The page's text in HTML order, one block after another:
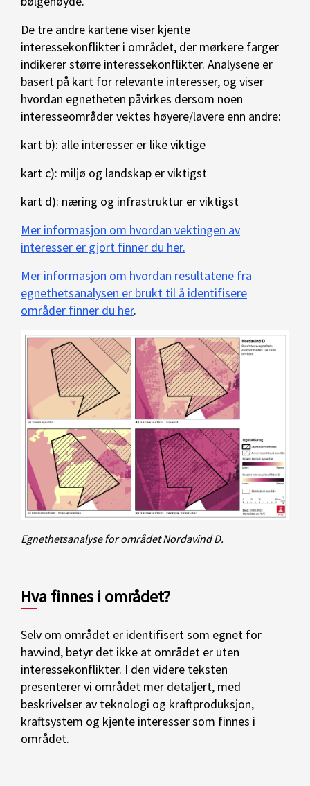
De tre andre kartene viser kjente
interessekonflikter i området, der mørkere farger
indikerer større interessekonflikter. Analysene er
basert på kart for relevante interesser, og viser
hvordan egnetheten påvirkes dersom noen
interesseområder vektes høyere/lavere enn andre:
kart b): alle interesser er like viktige
kart c): miljø og landskap er viktigst
kart d): næring og infrastruktur er viktigst
Mer informasjon om hvordan vektingen av
interesser er gjort finner du her.
Mer informasjon om hvordan resultatene fra
egnethetsanalysen er brukt til å identifisere
områder finner du her.
Egnethetsanalyse for området Nordavind D.
Hva finnes i området?
Selv om området er identifisert som egnet for
havvind, betyr det ikke at området er uten
interessekonflikter. I den videre teksten
presenterer vi området mer detaljert, med
beskrivelser av teknologi og kraftproduksjon,
kraftsystem og kjente interesser som finnes i
området.